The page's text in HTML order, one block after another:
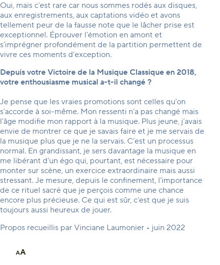
AA
Oui, mais c’est rare car nous sommes rodés aux disques,
aux enregistrements, aux captations vidéo et avons
tellement peur de la fausse note que le lâcher prise est
exceptionnel. Éprouver l’émotion en amont et
s’imprégner profondément de la partition permettent de
vivre ces moments d’exception.
Depuis votre Victoire de la Musique Classique en 2018,
votre enthousiasme musical a-t-il changé ?
Je pense que les vraies promotions sont celles qu’on
s’accorde à soi-même. Mon ressenti n’a pas changé mais
l’âge modifie mon rapport à la musique. Plus jeune, j’avais
envie de montrer ce que je savais faire et je me servais de
la musique plus que je ne la servais. C’est un processus
normal. En grandissant, je sers davantage la musique en
me libérant d’un égo qui, pourtant, est nécessaire pour
monter sur scène, un exercice extraordinaire mais aussi
stressant. Je mesure, depuis le confinement, l’importance
de ce rituel sacré que je perçois comme une chance
encore plus précieuse. Ce qui est sûr, c’est que je suis
toujours aussi heureux de jouer.
Propos recueillis par Vinciane Laumonier • juin 2022